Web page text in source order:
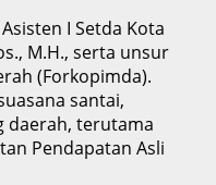
I Setda Kota
M.H., serta unsur
(Forkopimda).
santai,
daerah, terutama
Pendapatan Asli